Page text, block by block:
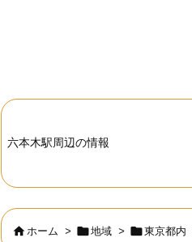
六本木駅周辺の情報
ホーム > 地域 > 東京都内